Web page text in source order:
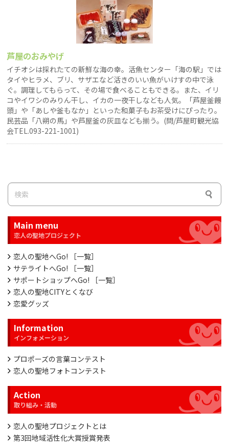
芦屋のおみやげ
イチオシは採れたての新鮮な海の幸。活魚センター「海の駅」では
タイやヒラメ、ブリ、サザエなど活きのいい魚がいけすの中で泳
ぐ。調理してもらって、その場で食べることもできる。また、イリ
コやイワシのみりん干し、イカの一夜干しなども人気。「芦屋釜饅
頭」や「あしや釜もなか」といった和菓子もお茶受けにぴったり。
民芸品「八朔の馬」や芦屋釜の灰皿なども揃う。(問/芦屋町観光協
会TEL.093-221-1001)
Main menu
恋人の聖地へGo! ［一覧］
サテライトへGo! ［一覧］
サポートショップへGo! ［一覧］
恋人の聖地CITYとくなび
恋愛グッズ
Information
プロポーズの言葉コンテスト
恋人の聖地フォトコンテスト
Action
恋人の聖地プロジェクトとは
第3回地域活性化大賞授賞発表